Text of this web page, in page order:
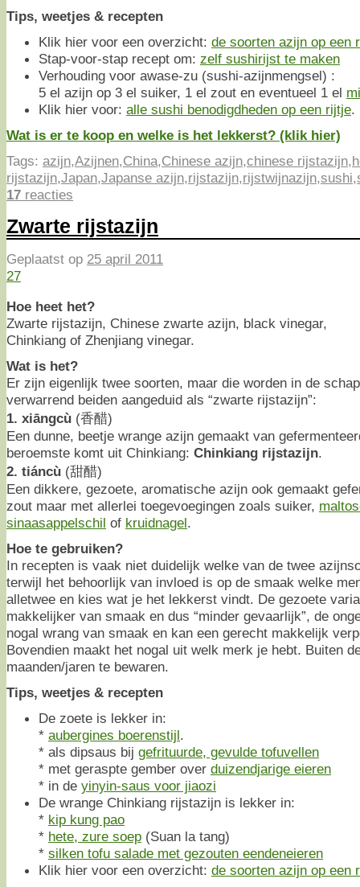
Tips, weetjes & recepten
Klik hier voor een overzicht: de soorten azijn op een
Stap-voor-stap recept om: zelf sushirijst te maken
Verhouding voor awase-zu (sushi-azijnmengsel) :
5 el azijn op 3 el suiker, 1 el zout en eventueel 1 el
Klik hier voor: alle sushi benodigdheden op een rijtje.
Wat is er te koop en welke is het lekkerst? (klik hier)
Tags: azijn,Azijnen,China,Chinese azijn,chinese rijstazijn,
rijstazijn,Japan,Japanse azijn,rijstazijn,rijstwijnazijn,sushi,
17 reacties
Zwarte rijstazijn
Geplaatst op 25 april 2011
27
Hoe heet het?
Zwarte rijstazijn, Chinese zwarte azijn, black vinegar,
Chinkiang of Zhenjiang vinegar.
Wat is het?
Er zijn eigenlijk twee soorten, maar die worden in de
verwarrend beiden aangeduid als “zwarte rijstazijn”:
1. xiāngcù (香醋)
Een dunne, beetje wrange azijn gemaakt van
beroemste komt uit Chinkiang: Chinkiang rijstazijn.
2. tiáncù (甜醋)
Een dikkere, gezoete, aromatische azijn ook gemaakt
zout maar met allerlei toegevoegingen zoals suiker,
sinaasappelschil of kruidnagel.
Hoe te gebruiken?
In recepten is vaak niet duidelijk welke van de twee
terwijl het behoorlijk van invloed is op de smaak welke
alletwee en kies wat je het lekkerst vindt. De gezoete
makkelijker van smaak en dus “minder gevaarlijk”, de
nogal wrang van smaak en kan een gerecht makkelijk
Bovendien maakt het nogal uit welk merk je hebt. Buiten
maanden/jaren te bewaren.
Tips, weetjes & recepten
De zoete is lekker in:
* aubergines boerenstijl.
* als dipsaus bij gefrituurde, gevulde tofuvellen
* met geraspte gember over duizendjarige eieren
* in de yinyin-saus voor jiaozi
De wrange Chinkiang rijstazijn is lekker in:
* kip kung pao
* hete, zure soep (Suan la tang)
* silken tofu salade met gezouten eendeneieren
Klik hier voor een overzicht: de soorten azijn op een